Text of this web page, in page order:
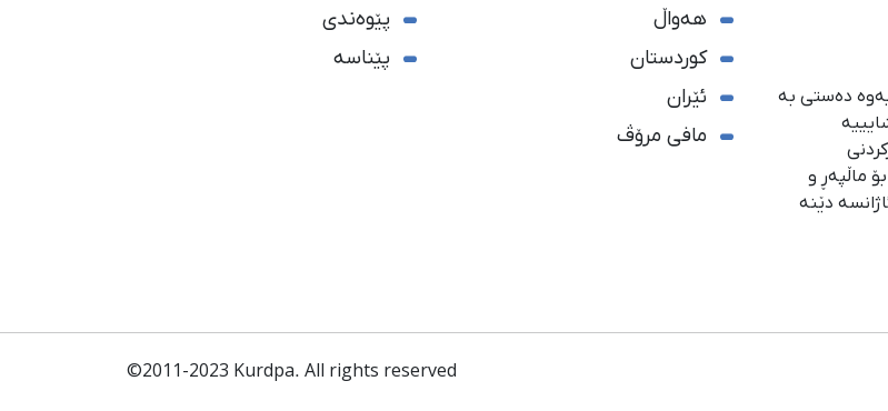
١ی گەلاوێژی ساڵی ٩٠ی هەتاوییەوە دەستی بە
ماڵپەڕ و
دێنە
هەواڵ
کوردستان
ئێران
مافی مرۆڤ
پێوەندی
پێناسە
©2011-2023 Kurdpa. All rights reserved